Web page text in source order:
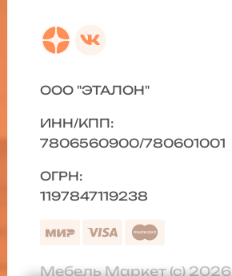
ООО "ЭТАЛОН"
ИНН/КПП:
7806560900/780601001
ОГРН:
1197847119238
Мебель Маркет (с) 2026